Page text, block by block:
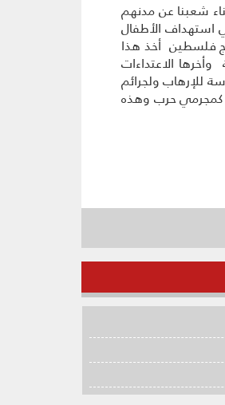
شعبنا عن مدنهم
استهداف الأطفال
فلسطين أخذ هذا
الاعتداءات
للإرهاب ولجرائم
كمجرمي حرب وهذه